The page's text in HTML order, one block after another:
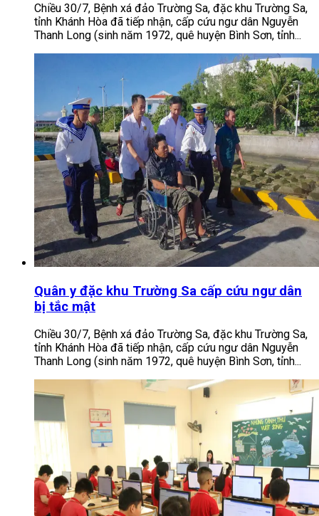
Chiều 30/7, Bệnh xá đảo Trường Sa, đặc khu Trường Sa,
tỉnh Khánh Hòa đã tiếp nhận, cấp cứu ngư dân Nguyễn
Thanh Long (sinh năm 1972, quê huyện Bình Sơn, tỉnh...
Quân y đặc khu Trường Sa cấp cứu ngư dân
bị tắc mật
Chiều 30/7, Bệnh xá đảo Trường Sa, đặc khu Trường Sa,
tỉnh Khánh Hòa đã tiếp nhận, cấp cứu ngư dân Nguyễn
Thanh Long (sinh năm 1972, quê huyện Bình Sơn, tỉnh...